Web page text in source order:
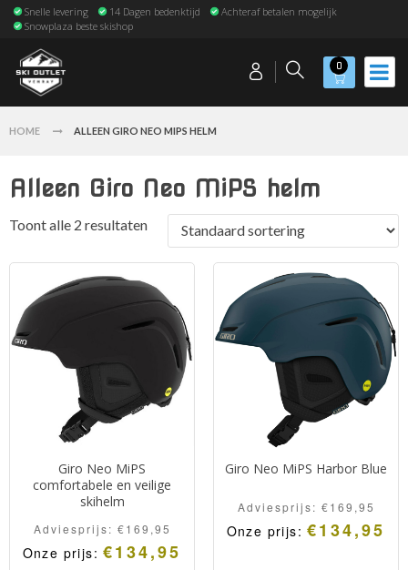
Snelle levering 14 Dagen bedenktijd
Achteraf betalen mogelijk
Snowplaza beste skishop
0
HOME ALLEEN GIRO NEO MIPS HELM
Alleen Giro Neo MiPS helm
Toont alle 2 resultaten
Giro Neo MiPS
comfortabele en veilige
skihelm
Adviesprijs: €169,95
Onze prijs:€134,95
Giro Neo MiPS Harbor Blue
Adviesprijs: €169,95
Onze prijs:€134,95